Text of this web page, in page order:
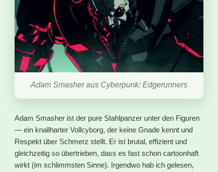
Adam Smasher aus Cyberpunk: Edgerunners
Adam Smasher ist der pure Stahlpanzer unter den Figuren
— ein knallharter Vollcyborg, der keine Gnade kennt und
Respekt über Schmerz stellt. Er ist brutal, effizient und
gleichzeitig so übertrieben, dass es fast schon cartoonhaft
wirkt (im schlimmsten Sinne). Irgendwo hab ich gelesen,